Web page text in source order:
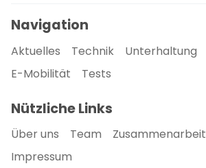
Navigation
Aktuelles Technik Unterhaltung
E-Mobilität
Tests
Nützliche Links
Über uns Team Zusammenarbeit
Impressum